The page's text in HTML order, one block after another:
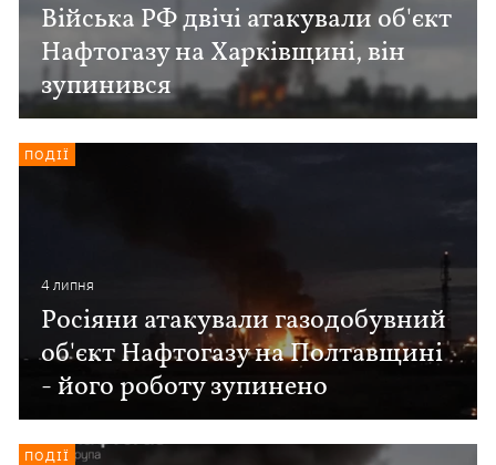
Війська РФ двічі атакували об'єкт
Нафтогазу на Харківщині, він
зупинився
4 липня
Росіяни атакували газодобувний
об'єкт Нафтогазу на Полтавщині
- його роботу зупинено
ПОДІЇ
ПОДІЇ